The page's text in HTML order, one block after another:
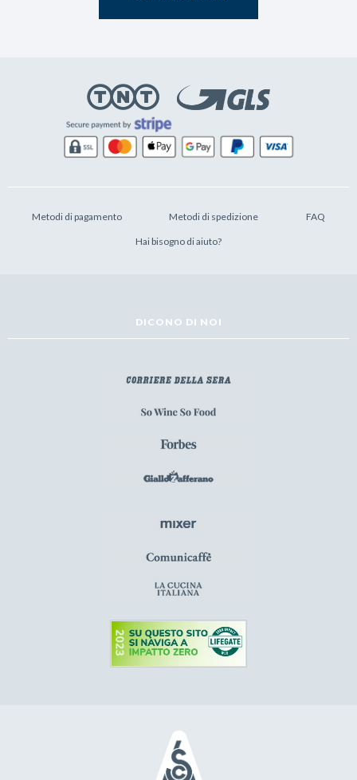
Metodi di pagamento Metodi di spedizione FAQ
Hai bisogno di aiuto?
DICONO DI NOI